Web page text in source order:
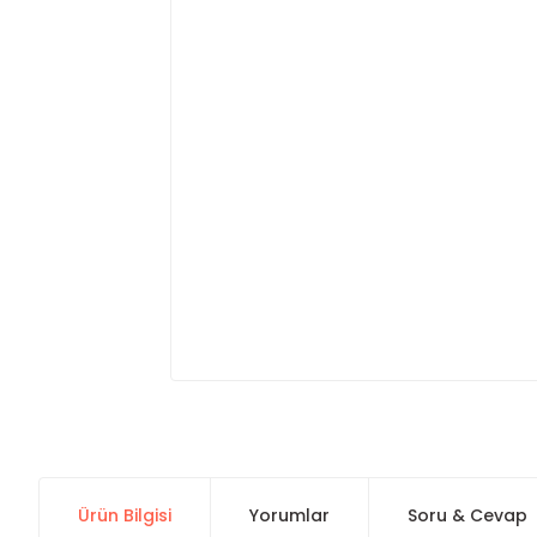
Ürün Bilgisi Yorumlar Soru & Cevap